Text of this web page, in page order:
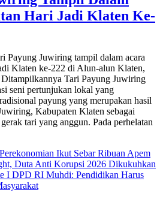
Hari Jadi Klaten Ke-
Payung Juwiring tampil dalam acara
Klaten ke-222 di Alun-alun Klaten,
Tari Payung Juwiring
seni pertunjukan lokal yang
payung yang merupakan hasil
Kabupaten Klaten sebagai
tari yang anggun. Pada perhelatan
Ikut Sebar Ribuan Apem
Duta Anti Korupsi 2026 Dikukuhkan
I DPD RI Muhdi: Pendidikan Harus